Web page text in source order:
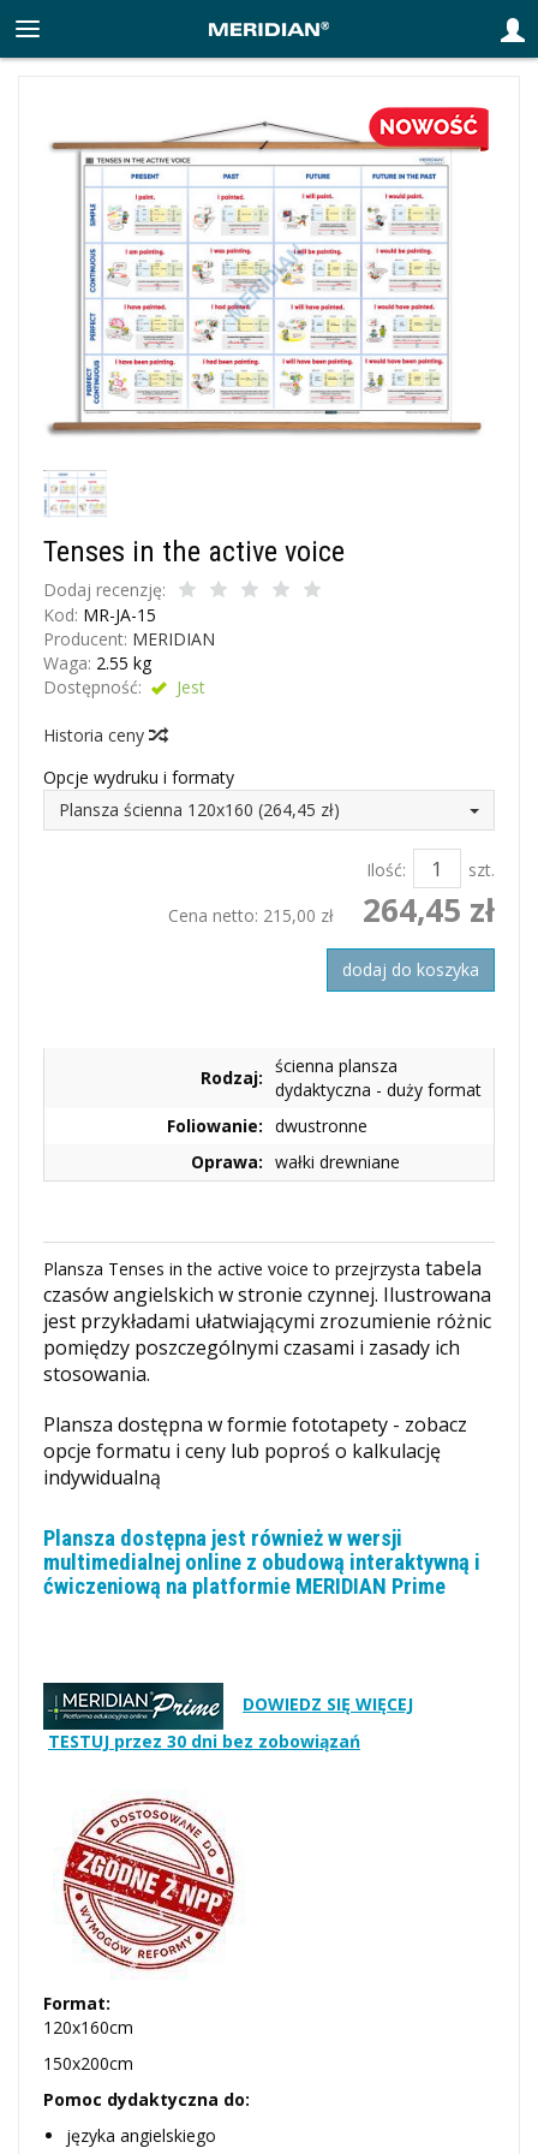
Tenses in the active voice
Dodaj recenzję:
Kod: MR-JA-15
Producent: MERIDIAN
Waga: 2.55 kg
Dostępność:
Jest
Historia ceny
Opcje wydruku i formaty
Plansza ścienna 120x160 (264,45 zł)
Ilość:
szt.
Cena netto: 215,00 zł 264,45 zł
dodaj do koszyka
Rodzaj:
ścienna plansza
dydaktyczna - duży format
Foliowanie: dwustronne
Oprawa: wałki drewniane
Plansza Tenses in the active voice to przejrzysta tabela
czasów angielskich w stronie czynnej. Ilustrowana
jest przykładami ułatwiającymi zrozumienie różnic
pomiędzy poszczególnymi czasami i zasady ich
stosowania.
Plansza dostępna w formie fototapety - zobacz
opcje formatu i ceny lub poproś o kalkulację
indywidualną
Plansza dostępna jest również w wersji
multimedialnej online z obudową interaktywną i
ćwiczeniową na platformie MERIDIAN Prime
DOWIEDZ SIĘ WIĘCEJ
TESTUJ przez 30 dni bez zobowiązań
Format:
120x160cm
150x200cm
Pomoc dydaktyczna do:
języka angielskiego